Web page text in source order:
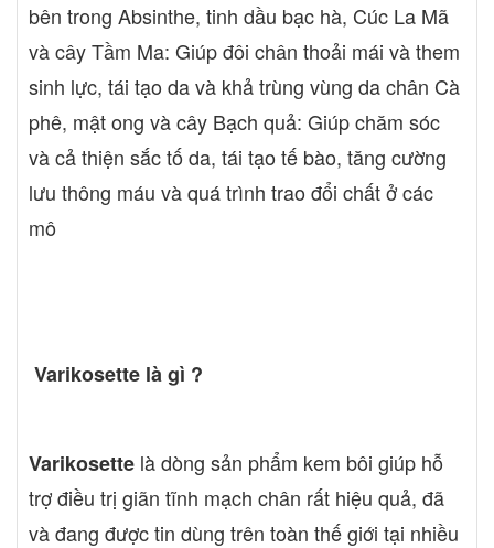
bên trong Absinthe, tinh dầu bạc hà, Cúc La Mã
và cây Tầm Ma: Giúp đôi chân thoải mái và them
sinh lực, tái tạo da và khả trùng vùng da chân Cà
phê, mật ong và cây Bạch quả: Giúp chăm sóc
và cả thiện sắc tố da, tái tạo tế bào, tăng cường
lưu thông máu và quá trình trao đổi chất ở các
mô
Varikosette là gì ?
Varikosette là dòng sản phẩm kem bôi giúp hỗ
trợ điều trị giãn tĩnh mạch chân rất hiệu quả, đã
và đang được tin dùng trên toàn thế giới tại nhiều